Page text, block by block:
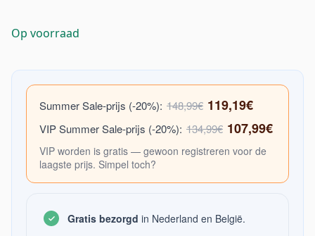
Op voorraad
Summer Sale-prijs (-20%): 148,99€ 119,19€
VIP Summer Sale-prijs (-20%): 134,99€ 107,99€
VIP worden is gratis — gewoon registreren voor de
laagste prijs. Simpel toch?
Gratis bezorgd in Nederland en België.